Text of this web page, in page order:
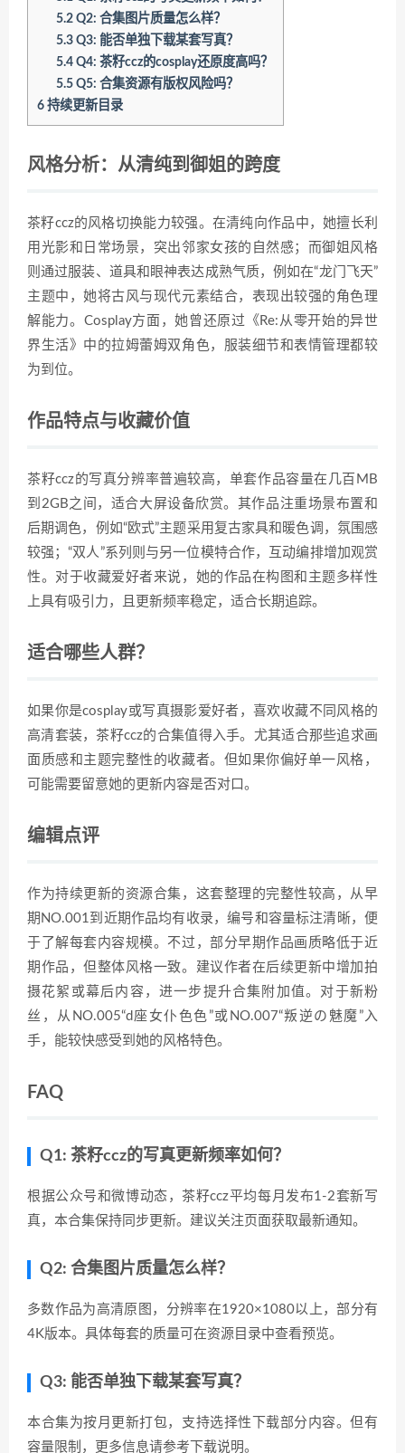
5.2 Q2: 合集图片质量怎么样？
5.3 Q3: 能否单独下载某套写真？
5.4 Q4: 茶籽ccz的cosplay还原度高吗？
5.5 Q5: 合集资源有版权风险吗？
6 持续更新目录
风格分析：从清纯到御姐的跨度
茶籽ccz的风格切换能力较强。在清纯向作品中，她擅长利
用光影和日常场景，突出邻家女孩的自然感；而御姐风格
则通过服装、道具和眼神表达成熟气质，例如在“龙门飞天”
主题中，她将古风与现代元素结合，表现出较强的角色理
解能力。Cosplay方面，她曾还原过《Re:从零开始的异世
界生活》中的拉姆蕾姆双角色，服装细节和表情管理都较
为到位。
作品特点与收藏价值
茶籽ccz的写真分辨率普遍较高，单套作品容量在几百MB
到2GB之间，适合大屏设备欣赏。其作品注重场景布置和
后期调色，例如“欧式”主题采用复古家具和暖色调，氛围感
较强；“双人”系列则与另一位模特合作，互动编排增加观赏
性。对于收藏爱好者来说，她的作品在构图和主题多样性
上具有吸引力，且更新频率稳定，适合长期追踪。
适合哪些人群？
如果你是cosplay或写真摄影爱好者，喜欢收藏不同风格的
高清套装，茶籽ccz的合集值得入手。尤其适合那些追求画
面质感和主题完整性的收藏者。但如果你偏好单一风格，
可能需要留意她的更新内容是否对口。
编辑点评
作为持续更新的资源合集，这套整理的完整性较高，从早
期NO.001到近期作品均有收录，编号和容量标注清晰，便
于了解每套内容规模。不过，部分早期作品画质略低于近
期作品，但整体风格一致。建议作者在后续更新中增加拍
摄花絮或幕后内容，进一步提升合集附加值。对于新粉
丝，从NO.005“d座女仆色色”或NO.007“叛逆の魅魔”入
手，能较快感受到她的风格特色。
FAQ
Q1: 茶籽ccz的写真更新频率如何？
根据公众号和微博动态，茶籽ccz平均每月发布1-2套新写
真，本合集保持同步更新。建议关注页面获取最新通知。
Q2: 合集图片质量怎么样？
多数作品为高清原图，分辨率在1920×1080以上，部分有
4K版本。具体每套的质量可在资源目录中查看预览。
Q3: 能否单独下载某套写真？
本合集为按月更新打包，支持选择性下载部分内容。但有
容量限制，更多信息请参考下载说明。